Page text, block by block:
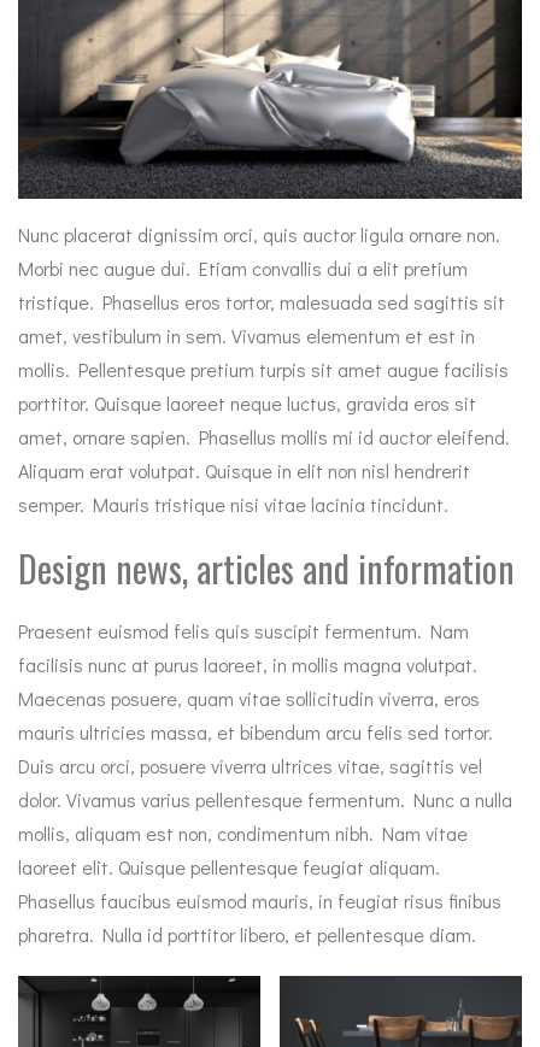
Nunc placerat dignissim orci, quis auctor ligula ornare non.
Morbi nec augue dui. Etiam convallis dui a elit pretium
tristique. Phasellus eros tortor, malesuada sed sagittis sit
amet, vestibulum in sem. Vivamus elementum et est in
mollis. Pellentesque pretium turpis sit amet augue facilisis
porttitor. Quisque laoreet neque luctus, gravida eros sit
amet, ornare sapien. Phasellus mollis mi id auctor eleifend.
Aliquam erat volutpat. Quisque in elit non nisl hendrerit
semper. Mauris tristique nisi vitae lacinia tincidunt.
Design news, articles and information
Praesent euismod felis quis suscipit fermentum. Nam
facilisis nunc at purus laoreet, in mollis magna volutpat.
Maecenas posuere, quam vitae sollicitudin viverra, eros
mauris ultricies massa, et bibendum arcu felis sed tortor.
Duis arcu orci, posuere viverra ultrices vitae, sagittis vel
dolor. Vivamus varius pellentesque fermentum. Nunc a nulla
mollis, aliquam est non, condimentum nibh. Nam vitae
laoreet elit. Quisque pellentesque feugiat aliquam.
Phasellus faucibus euismod mauris, in feugiat risus finibus
pharetra. Nulla id porttitor libero, et pellentesque diam.